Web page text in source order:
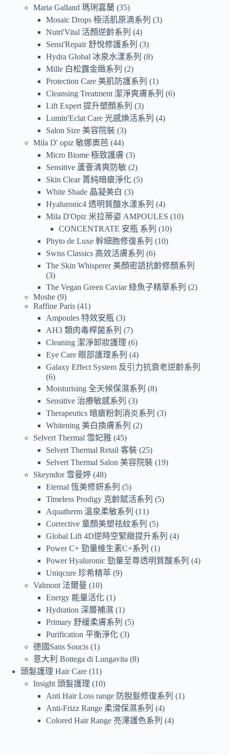
Maria Galland 瑪琍嘉蘭 35
Mosaic Drops 極活肌原滴系列
3
Nutri'Vital 活顏逆齡系列
4
Sensi'Repair 舒悅修護系列
3
Hydra Global 冰泉水漾系列
8
Mille 白松露金緻系列
2
Protection Care 美肌防護系列
1
Cleansing Treatment 潔淨爽膚系列
6
Lift Expert 提升塑顏系列
3
Lumin'Eclat Care 光感煥活系列
4
Salon Size 美容院裝 3
Mila D' opiz 敏娜奧芭 44
Micro Biome 極致護膚 3
Sensitive 蘆薈清爽防敏 2
Skin Clear 菁純暗瘡淨化 5
White Shade 晶凝美白
3
Hyaluronic4 透明質酸水漾系列
4
Mila D'Opiz 米拉蒂姿 AMPOULES
10
CONCENTRATE 安瓶 系列
10
Phyto de Luxe 幹細胞修復系列
10
Swiss Classics 高效活膚系列
6
The Skin Whisperer 美顏密語抗齡修顏系列
3
The Vegan Green Caviar 綠魚子精華系列
2
Moshe 9
Raffine Paris 41
Ampoules 特效安瓶 3
AH3 類肉毒桿菌系列
7
Cleaning 潔淨卸妝護理 6
Eye Care 眼部護理系列
4
Galaxy Effect System 反引力抗衰老逆齡系列
6
Moisturising 全天候保濕系列
8
Sensitive 治療敏感系列
3
Therapeutics 暗瘡粉刺消炎系列
3
Whitening 美白換膚系列
2
Selvert Thermal 雪妃雅 45
Selvert Thermal Retail 客裝 25
Selvert Thermal Salon 美容院裝 19
Skeyndor 雪曼婷 48
Eternal 恆美修妍系列
5
Timeless Prodigy 克齡賦活系列
5
Aquatherm 溫泉柔敏系列
11
Corrective 童顏美塑祛紋系列
5
Global Lift 4D逆時空緊緻提升系列
4
Power C+ 勁量維生素C+系列
1
Power Hyaluronic 勁量至尊透明質酸系列
4
Uniqcure 珍希精萃 9
Valmont 法爾曼
10
Energy 能量活化 1
Hydration 深層補濕
1
Primary 舒緩柔膚系列
5
Purification 平衡淨化 3
德國Sans Soucis 1
意大利 Bottega di Lungavita 8
頭髮護理 Hair Care 11
Insight 頭髮護理
10
Anti Hair Loss range 防脫髮修復系列
1
Anti-Frizz Range 柔滑保濕系列
4
Colored Hair Range 亮澤護色系列
4